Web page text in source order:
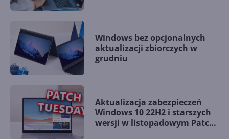
Windows bez opcjonalnych
aktualizacji zbiorczych w
grudniu
Aktualizacja zabezpieczeń
Windows 10 22H2 i starszych
wersji w listopadowym Patch